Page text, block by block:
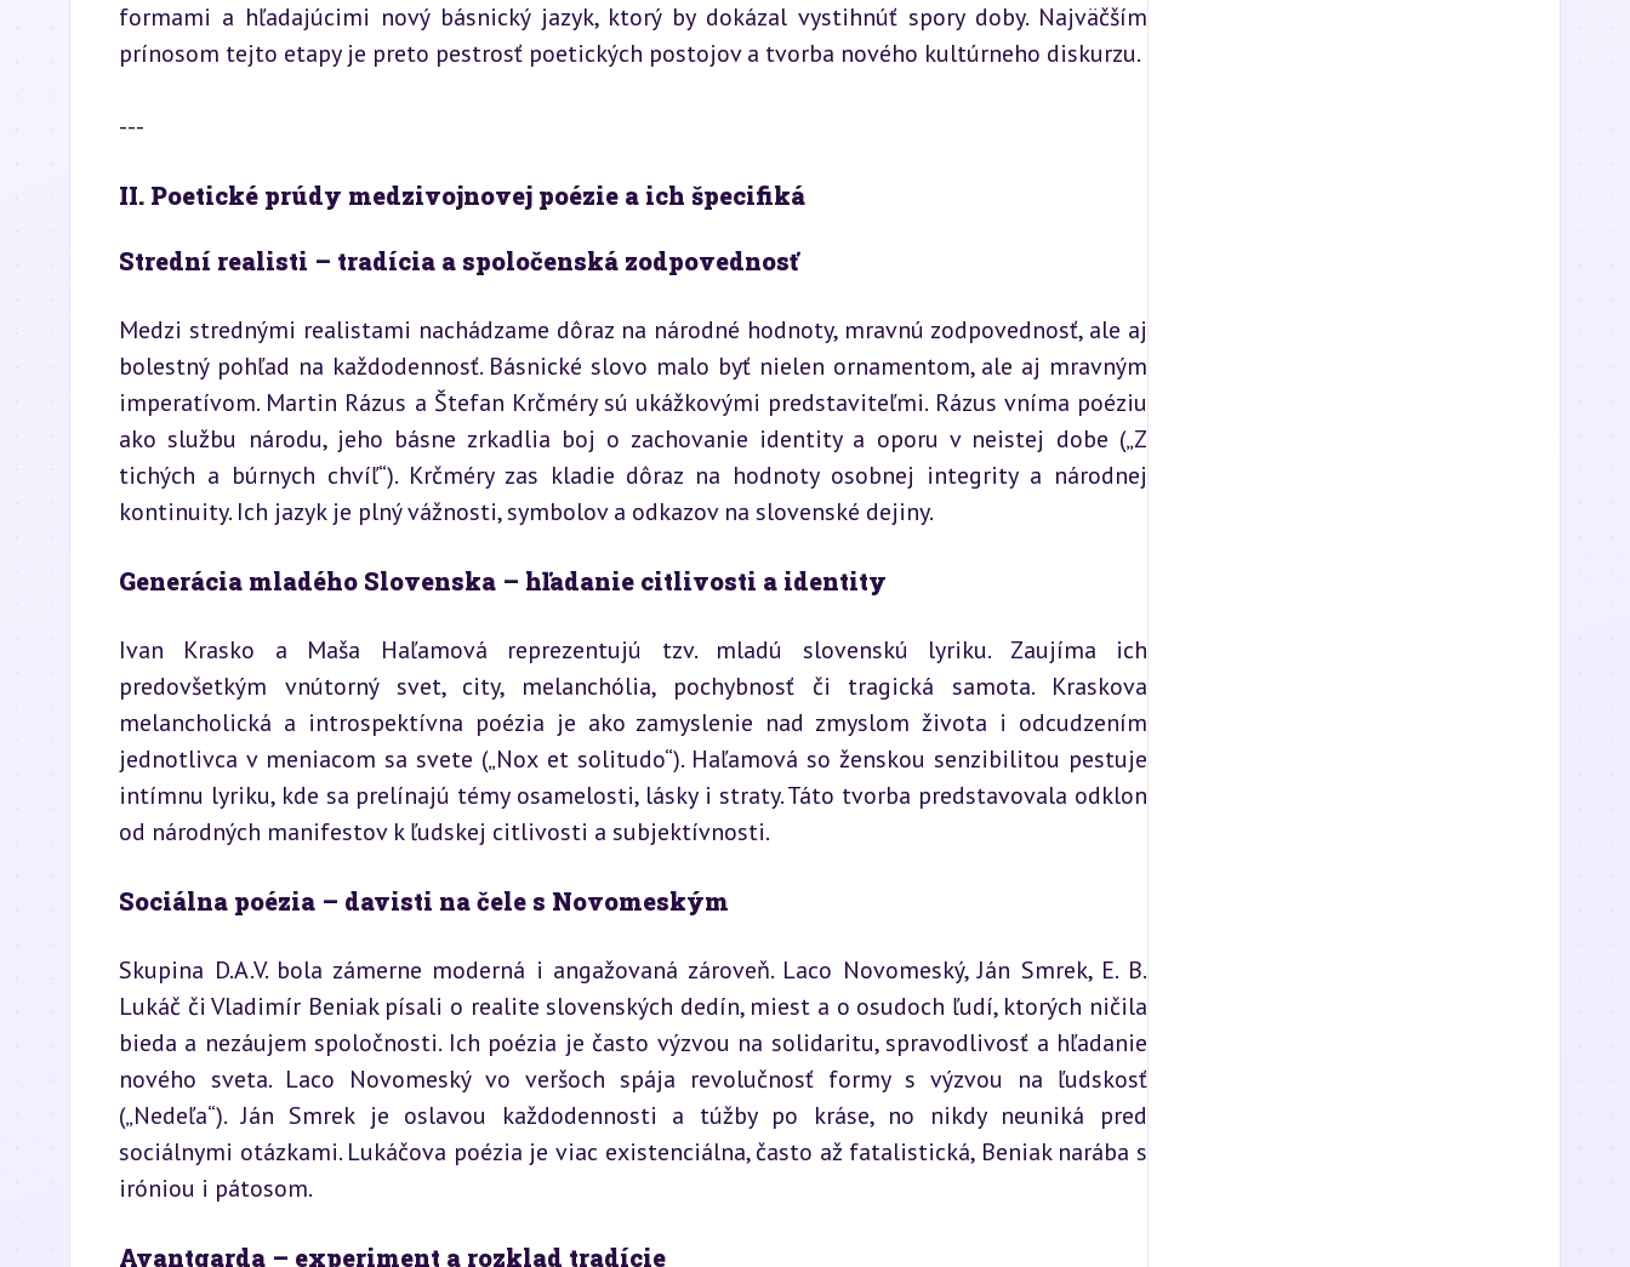
formami a hľadajúcimi nový básnický jazyk, ktorý by dokázal vystihnúť spory doby. Najväčším
prínosom tejto etapy je preto pestrosť poetických postojov a tvorba nového kultúrneho diskurzu.
---
II. Poetické prúdy medzivojnovej poézie a ich špecifiká
Strední realisti – tradícia a spoločenská zodpovednosť
Medzi strednými realistami nachádzame dôraz na národné hodnoty, mravnú zodpovednosť, ale aj
bolestný pohľad na každodennosť. Básnické slovo malo byť nielen ornamentom, ale aj mravným
imperatívom. Martin Rázus a Štefan Krčméry sú ukážkovými predstaviteľmi. Rázus vníma poéziu
ako službu národu, jeho básne zrkadlia boj o zachovanie identity a oporu v neistej dobe („Z
tichých a búrnych chvíľ“). Krčméry zas kladie dôraz na hodnoty osobnej integrity a národnej
kontinuity. Ich jazyk je plný vážnosti, symbolov a odkazov na slovenské dejiny.
Generácia mladého Slovenska – hľadanie citlivosti a identity
Ivan Krasko a Maša Haľamová reprezentujú tzv. mladú slovenskú lyriku. Zaujíma ich
predovšetkým vnútorný svet, city, melanchólia, pochybnosť či tragická samota. Kraskova
melancholická a introspektívna poézia je ako zamyslenie nad zmyslom života i odcudzením
jednotlivca v meniacom sa svete („Nox et solitudo“). Haľamová so ženskou senzibilitou pestuje
intímnu lyriku, kde sa prelínajú témy osamelosti, lásky i straty. Táto tvorba predstavovala odklon
od národných manifestov k ľudskej citlivosti a subjektívnosti.
Sociálna poézia – davisti na čele s Novomeským
Skupina D.A.V. bola zámerne moderná i angažovaná zároveň. Laco Novomeský, Ján Smrek, E. B.
Lukáč či Vladimír Beniak písali o realite slovenských dedín, miest a o osudoch ľudí, ktorých ničila
bieda a nezáujem spoločnosti. Ich poézia je často výzvou na solidaritu, spravodlivosť a hľadanie
nového sveta. Laco Novomeský vo veršoch spája revolučnosť formy s výzvou na ľudskosť
(„Nedeľa“). Ján Smrek je oslavou každodennosti a túžby po kráse, no nikdy neuniká pred
sociálnymi otázkami. Lukáčova poézia je viac existenciálna, často až fatalistická, Beniak narába s
iróniou i pátosom.
Avantgarda – experiment a rozklad tradície